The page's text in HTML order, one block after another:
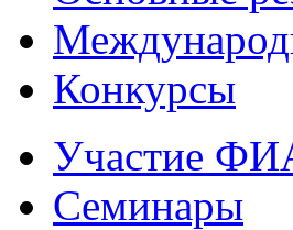
Конкурсы
Участие
Семинары